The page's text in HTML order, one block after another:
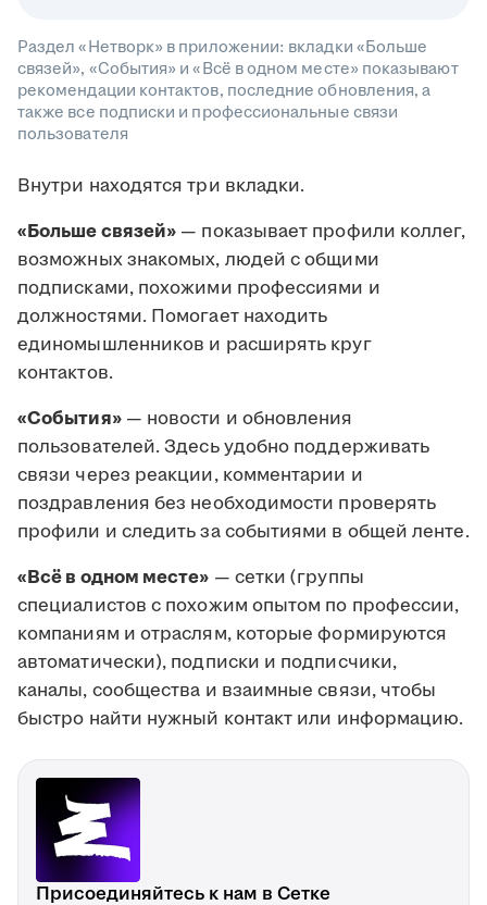
Раздел «Нетворк» в приложении: вкладки «Больше
связей», «События» и «Всё в одном месте» показывают
рекомендации контактов, последние обновления, а
также все подписки и профессиональные связи
пользователя
Внутри находятся три вкладки.
«Больше связей» — показывает профили коллег,
возможных знакомых, людей с общими
подписками, похожими профессиями и
должностями. Помогает находить
единомышленников и расширять круг
контактов.
«События»— новости и обновления
пользователей. Здесь удобно поддерживать
связи через реакции, комментарии и
поздравления без необходимости проверять
профили и следить за событиями в общей ленте.
«Всё в одном месте» — сетки (группы
специалистов с похожим опытом по профессии,
компаниям и отраслям, которые формируются
автоматически), подписки и подписчики,
каналы, сообщества и взаимные связи, чтобы
быстро найти нужный контакт или информацию.
Присоединяйтесь к нам в Сетке